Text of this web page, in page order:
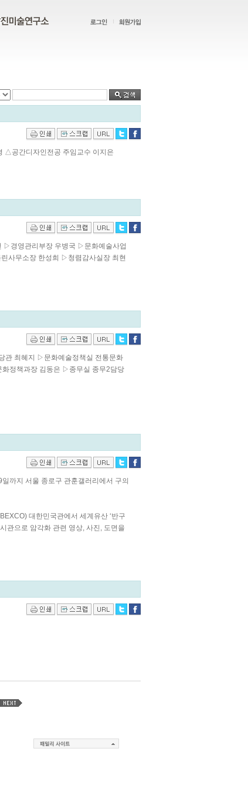
공간디자인전공 주임교수 이지은
▷경영관리부장 우병국 ▷문화예술사업
사무소장 한성희 ▷청렴감사실장 최현
관 최혜지 ▷문화예술정책실 전통문화
정책과장 김동은 ▷종무실 종무2담당
까지 서울 종로구 관훈갤러리에서 구의
대한민국관에서 세계유산 ‘반구
관으로 암각화 관련 영상, 사진, 도면을